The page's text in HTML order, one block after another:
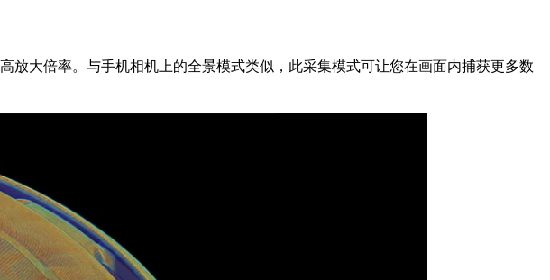
放大倍率。与手机相机上的全景模式类似，此采集模式可让您在画面内捕获更多数